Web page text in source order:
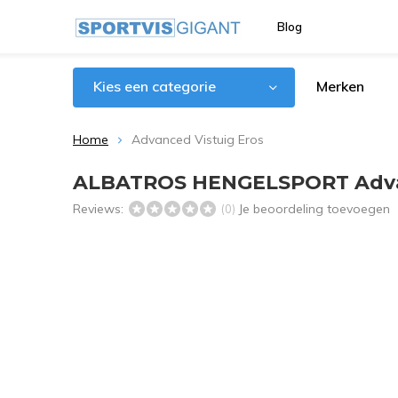
Blog
Kies een categorie Merken
Home Advanced Vistuig Eros
ALBATROS HENGELSPORT
Reviews: (0) Je beoordeling toevoegen